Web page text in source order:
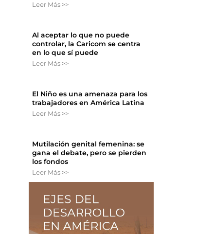
Leer Más >>
Al aceptar lo que no puede
controlar, la Caricom se centra
en lo que sí puede
Leer Más >>
El Niño es una amenaza para los
trabajadores en América Latina
Leer Más >>
Mutilación genital femenina: se
gana el debate, pero se pierden
los fondos
Leer Más >>